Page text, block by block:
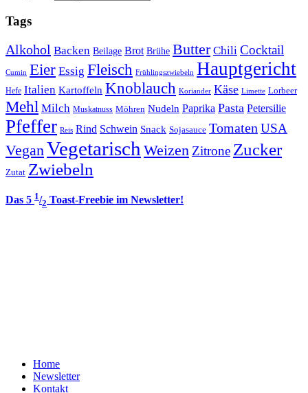
Tags
Alkohol Backen Beilage Brot Brühe Butter Chili Cocktail
Cumin Eier Essig Fleisch Frühlingszwiebeln Hauptgericht
Hefe Italien Kartoffeln Knoblauch Koriander Käse Limette Lorbeer
Mehl Milch Muskatnuss Möhren Nudeln Paprika Pasta Petersilie
Pfeffer Reis Rind Schwein Snack Sojasauce Tomaten USA
VeganVegetarisch Weizen Zitrone Zucker
Zutat Zwiebeln
Das 5 1/2 Toast-Freebie im Newsletter!
Home
Newsletter
Kontakt